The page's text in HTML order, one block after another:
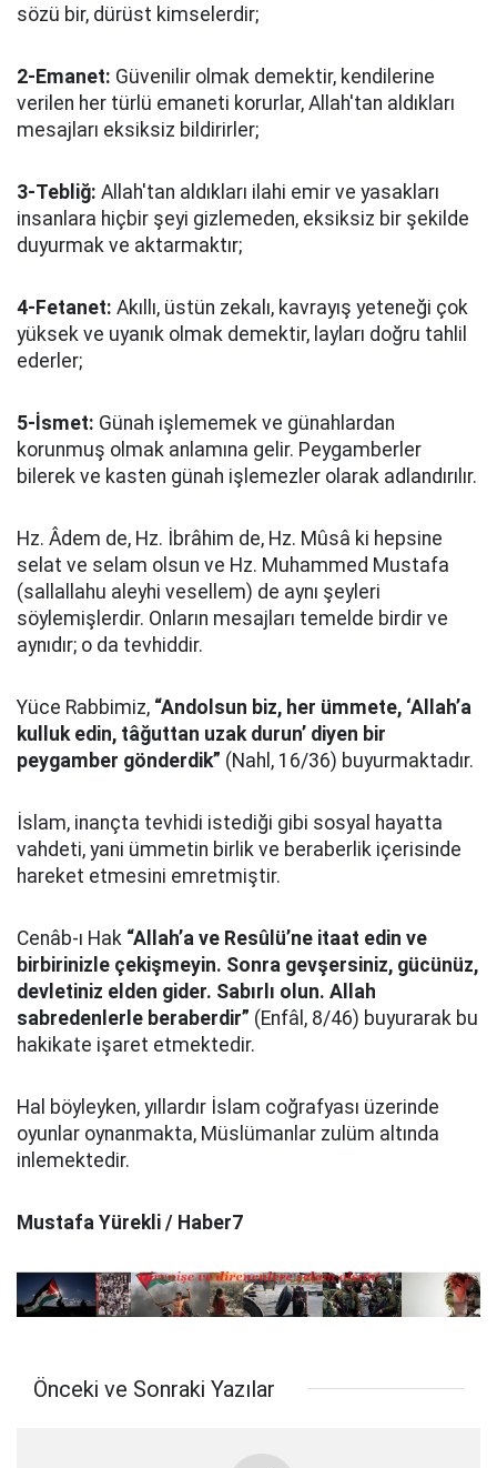
sözü bir, dürüst kimselerdir;
2-Emanet: Güvenilir olmak demektir, kendilerine
verilen her türlü emaneti korurlar, Allah'tan aldıkları
mesajları eksiksiz bildirirler;
3-Tebliğ: Allah'tan aldıkları ilahi emir ve yasakları
insanlara hiçbir şeyi gizlemeden, eksiksiz bir şekilde
duyurmak ve aktarmaktır;
4-Fetanet: Akıllı, üstün zekalı, kavrayış yeteneği çok
yüksek ve uyanık olmak demektir, layları doğru tahlil
ederler;
5-İsmet: Günah işlememek ve günahlardan
korunmuş olmak anlamına gelir. Peygamberler
bilerek ve kasten günah işlemezler olarak adlandırılır.
Hz. Âdem de, Hz. İbrâhim de, Hz. Mûsâ ki hepsine
selat ve selam olsun ve Hz. Muhammed Mustafa
(sallallahu aleyhi vesellem) de aynı şeyleri
söylemişlerdir. Onların mesajları temelde birdir ve
aynıdır; o da tevhiddir.
Yüce Rabbimiz, “Andolsun biz, her ümmete, ‘Allah’a
kulluk edin, tâğuttan uzak durun’ diyen bir
peygamber gönderdik” (Nahl, 16/36) buyurmaktadır.
İslam, inançta tevhidi istediği gibi sosyal hayatta
vahdeti, yani ümmetin birlik ve beraberlik içerisinde
hareket etmesini emretmiştir.
Cenâb-ı Hak “Allah’a ve Resûlü’ne itaat edin ve
birbirinizle çekişmeyin. Sonra gevşersiniz, gücünüz,
devletiniz elden gider. Sabırlı olun. Allah
sabredenlerle beraberdir” (Enfâl, 8/46) buyurarak bu
hakikate işaret etmektedir.
Hal böyleyken, yıllardır İslam coğrafyası üzerinde
oyunlar oynanmakta, Müslümanlar zulüm altında
inlemektedir.
Mustafa Yürekli / Haber7
Önceki ve Sonraki Yazılar